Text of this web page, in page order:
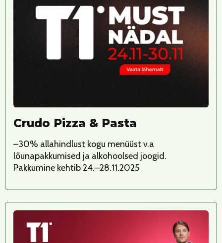
Crudo Pizza & Pasta
–30% allahindlust kogu menüüst v.a
lõunapakkumised ja alkohoolsed joogid.
Pakkumine kehtib 24.–28.11.2025